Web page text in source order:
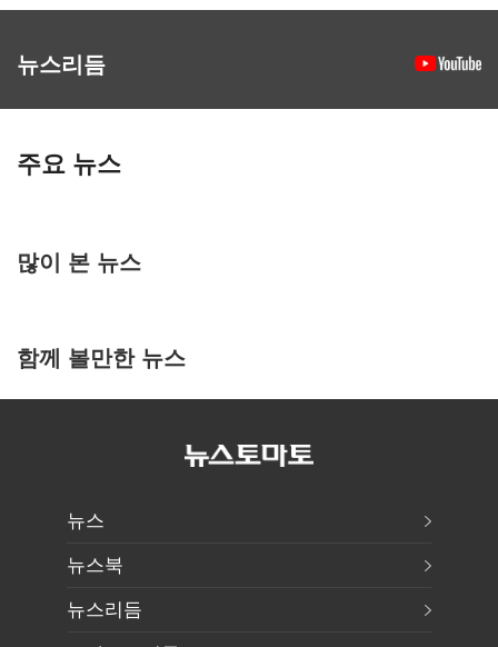
뉴스리듬
주요 뉴스
많이 본 뉴스
함께 볼만한 뉴스
뉴스
뉴스북
뉴스리듬